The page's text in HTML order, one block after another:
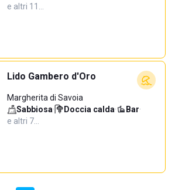
e altri 11…
Lido Gambero d'Oro
Margherita di Savoia
Sabbiosa· Doccia calda· Bar·
e altri 7…